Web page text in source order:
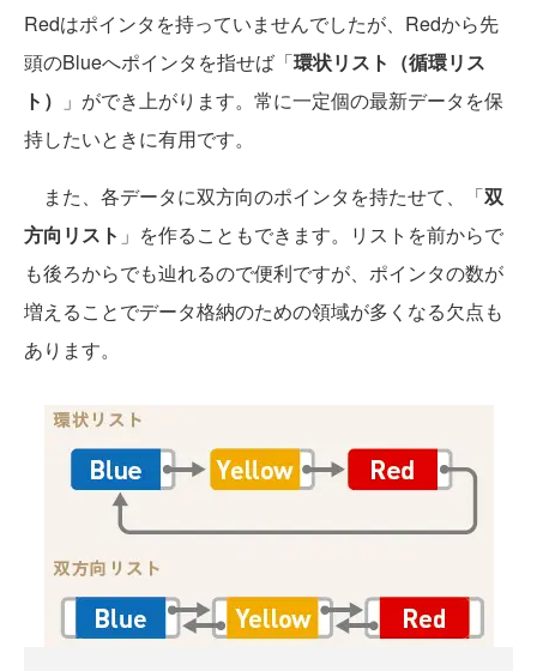
Redはポインタを持っていませんでしたが、Redから先
頭のBlueへポインタを指せば「環状リスト（循環リス
ト）
」ができ上がります。常に一定個の最新データを保
持したいときに有用です。
また、各データに双方向のポインタを持たせて、「双
方向リスト 」を作ることもできます。リストを前からで
も後ろからでも辿れるので便利ですが、ポインタの数が
増えることでデータ格納のための領域が多くなる欠点も
あります。